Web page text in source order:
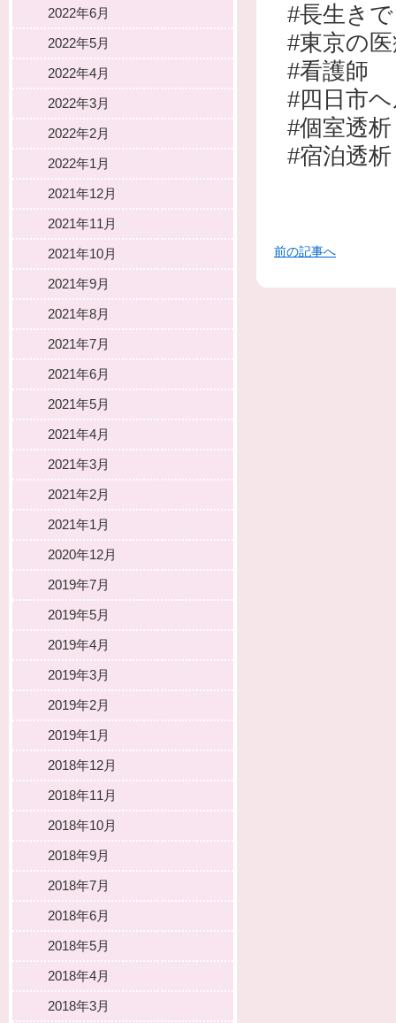
#長生き
#東京の
#看護師
#四日市
#個室透析
#宿泊透析
前の記事へ
2022年6月
2022年5月
2022年4月
2022年3月
2022年2月
2022年1月
2021年12月
2021年11月
2021年10月
2021年9月
2021年8月
2021年7月
2021年6月
2021年5月
2021年4月
2021年3月
2021年2月
2021年1月
2020年12月
2019年7月
2019年5月
2019年4月
2019年3月
2019年2月
2019年1月
2018年12月
2018年11月
2018年10月
2018年9月
2018年7月
2018年6月
2018年5月
2018年4月
2018年3月